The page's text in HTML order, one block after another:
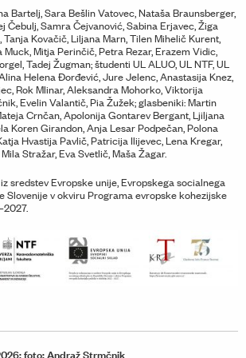
Bartelj, Sara Bešlin Vatovec, Nataša Braunsberger,
Čebulj, Samra Čejvanović, Sabina Erjavec, Žiga
Kovačič, Liljana Marn, Tilen Mihelič Kurent,
Mitja Perinčič, Petra Rezar, Erazem Vidic,
Tadej Žugman; študenti UL ALUO, UL NTF, UL
Helena Đorđević, Jure Jelenc, Anastasija Knez,
Rok Mlinar, Aleksandra Mohorko, Viktorija
Evelin Valantič, Pia Žužek; glasbeniki: Martin
Crnčan, Apolonija Gontarev Bergant, Ljiljana
Koren Girandon, Anja Lesar Podpečan, Polona
Hvastija Pavlič, Patricija Ilijevec, Lena Kregar,
Stražar, Eva Svetlič, Maša Žagar.
sredstev Evropske unije, Evropskega socialnega
Slovenije v okviru Programa evropske kohezijske
foto: Andraž Strmčnik